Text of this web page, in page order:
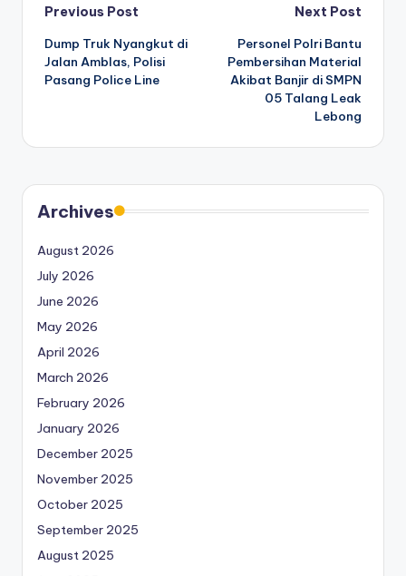
Post
navigation
Previous Post
Dump Truk Nyangkut di
Jalan Amblas, Polisi
Pasang Police Line
Next Post
Personel Polri Bantu
Pembersihan Material
Akibat Banjir di SMPN
05 Talang Leak
Lebong
Archives
August 2026
July 2026
June 2026
May 2026
April 2026
March 2026
February 2026
January 2026
December 2025
November 2025
October 2025
September 2025
August 2025